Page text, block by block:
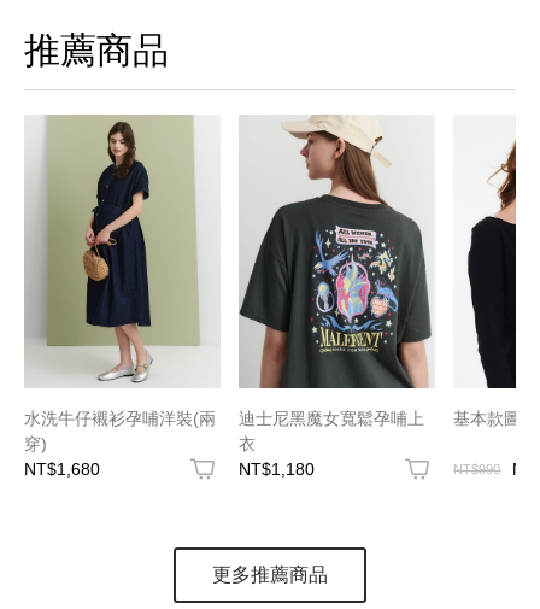
推薦商品
水洗牛仔襯衫孕哺洋裝(兩
穿)
NT$1,680
迪士尼黑魔女寬鬆孕哺上
衣
NT$1,180
基本款圖
NT$990
更多推薦商品